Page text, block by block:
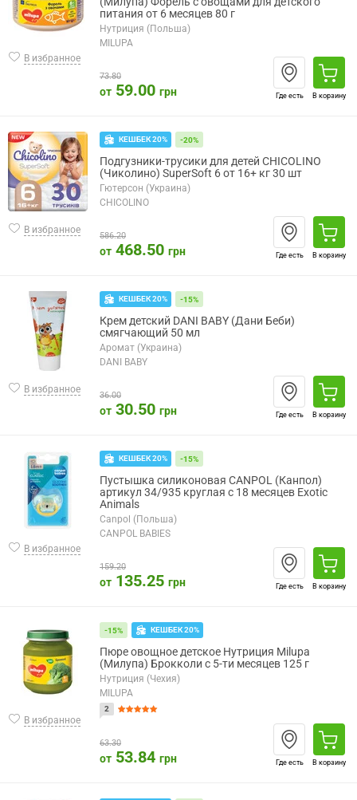
В избранное
питания от 6 месяцев 80 г
Нутриция (Польша)
MILUPA
73.80
от 59.00 грн Где есть В корзину
В избранное
КЕШБЕК 20% -20%
Подгузники-трусики для детей CHICOLINO
(Чиколино) SuperSoft 6 от 16+ кг 30 шт
Гютерсон (Украина)
CHICOLINO
586.20
от 468.50 грн Где есть В корзину
В избранное
КЕШБЕК 20% -15%
Крем детский DANI BABY (Дани Беби)
смягчающий 50 мл
Аромат (Украина)
DANI BABY
36.00
от 30.50 грн Где есть В корзину
В избранное
КЕШБЕК 20% -15%
Пустышка силиконовая CANPOL (Канпол)
артикул 34/935 круглая с 18 месяцев Exotic
Animals
Canpol (Польша)
CANPOL BABIES
159.20
от 135.25 грн Где есть В корзину
В избранное
-15% КЕШБЕК 20%
Пюре овощное детское Нутриция Milupa
(Милупа) Брокколи с 5-ти месяцев 125 г
Нутриция (Чехия)
MILUPA
2
63.30
от 53.84 грн Где есть В корзину